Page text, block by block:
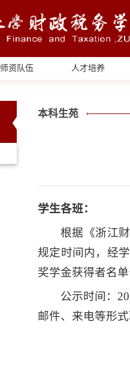
师资队伍 人才培养
本科生苑
学生各班：
根据《浙江
规定时间内，经
奖学金获得者名
公示时间：
邮件、来电等形式